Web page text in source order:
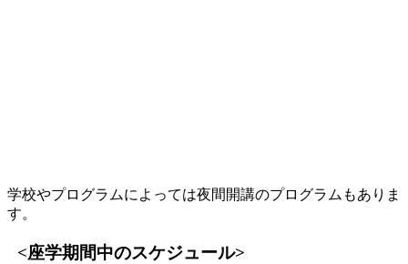
学校やプログラムによっては夜間開講のプログラムもありま
す。
<座学期間中のスケジュール>